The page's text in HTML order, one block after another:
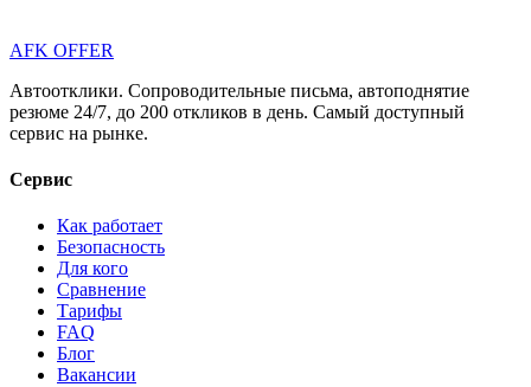
AFK OFFER
Автоотклики. Сопроводительные письма, автоподнятие
резюме 24/7, до 200 откликов в день. Самый доступный
сервис на рынке.
Сервис
Как работает
Безопасность
Для кого
Сравнение
Тарифы
FAQ
Блог
Вакансии